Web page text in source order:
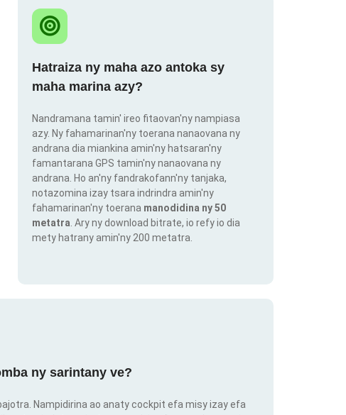
Hatraiza ny maha azo antoka sy
maha marina azy?
Nandramana tamin' ireo fitaovan'ny nampiasa
azy. Ny fahamarinan'ny toerana nanaovana ny
andrana dia miankina amin'ny hatsaran'ny
famantarana GPS tamin'ny nanaovana ny
andrana. Ho an'ny fandrakofann'ny tanjaka,
notazomina izay tsara indrindra amin'ny
fahamarinan'ny toerana manodidina ny 50
metatra . Ary ny download bitrate, io refy io dia
mety hatrany amin'ny 200 metatra.
ny sarintany ve?
Nampidirina ao anaty cockpit efa misy izay efa